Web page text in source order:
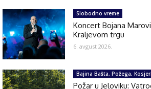
Slobodno vreme
Koncert Bojana
Kraljevom trgu
6. avgust 2026.
Bajina Bašta, Požega,
Požar u Jeloviku: